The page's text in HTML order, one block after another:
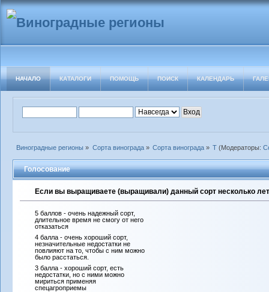
НАЧАЛО КАТАЛОГИ ПОМОЩЬ ПОИСК КАЛЕНДАРЬ
Виноградные регионы » Сорта винограда» Сорта винограда» Т (Модераторы:
Голосование
Если вы выращиваете (выращивали) данный сорт несколько
5 баллов - очень надежный сорт,
длительное время не смогу от него
отказаться
4 балла - очень хороший сорт,
незначительные недостатки не
повлияют на то, чтобы с ним можно
было расстаться.
3 балла - хороший сорт, есть
недостатки, но с ними можно
мириться применяя
спецагроприемы